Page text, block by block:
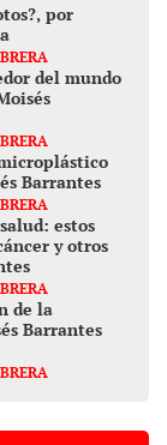
por
del mundo
Barrantes
estos
y otros
de la
Barrantes